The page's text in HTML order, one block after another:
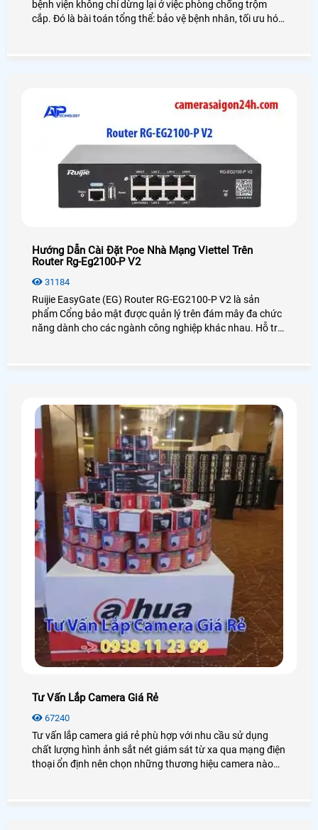
bệnh viện không chỉ dừng lại ở việc phòng chống trộm
cắp. Đó là bài toán tổng thể: bảo vệ bệnh nhân, tối ưu hóa
Hướng Dẫn Cài Đặt Poe Nhà Mạng Viettel Trên
Router Rg-Eg2100-P V2
31184
Ruijie EasyGate (EG) Router RG-EG2100-P V2 là sản
phẩm Cổng bảo mật được quản lý trên đám mây đa chức
năng dành cho các ngành công nghiệp khác nhau. Hỗ trợ
Tư Vấn Lắp Camera Giá Rẻ
67240
Tư vấn lắp camera giá rẻ phù hợp với nhu cầu sử dụng
chất lượng hình ảnh sắt nét giám sát từ xa qua mạng điện
thoại ổn định nên chọn những thương hiệu camera nào